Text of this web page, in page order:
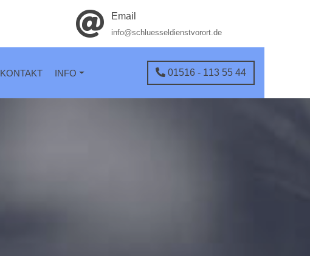
Email
info@schluesseldienstvorort.de
KONTAKT INFO 01516 - 113 55 44